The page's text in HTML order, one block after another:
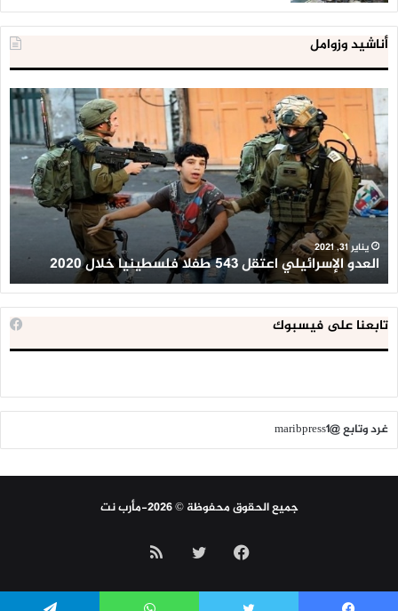
أناشيد وزوامل
العدو
الإسرائيلي
اعتقل
543
طفلا
فلسطينيا
خلال
2020
يناير 31, 2021
العدو الإسرائيلي اعتقل 543 طفلا فلسطينيا خلال 2020
تابعنا على فيسبوك
غرد وتابع @maribpress1
جميع الحقوق محفوظة © 2026-مأرب نت
فيسبوك تويتر ملخص
الموقع